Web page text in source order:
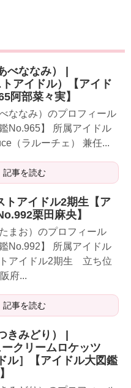
べななみ） |
アイドル）【アイド
阿部菜々実】
ななみ）のプロフィール
No.965】 所属アイドル
（ラルーチェ） 兼任...
記事を読む
トアイドル2期生【ア
栗田麻央】
まお）のプロフィール
No.992】 所属アイドル
アイドル2期生 立ち位
府...
記事を読む
きみどり） |
クリームロケッツ
ル］【アイドル大図鑑